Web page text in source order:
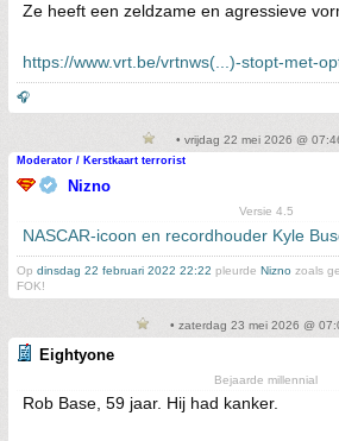
Ze heeft een zeldzame en agressieve
https://www.vrt.be/vrtnws(...)-stopt-met-
🎧
• vrijdag 22 mei 2026 @
Moderator / Kerstkaart terrorist
Nizno
Versie 4.5
NASCAR-icoon en recordhouder Kyle
Op dinsdag 22 februari 2022 22:22 pleurde Nizno zoals
FOK!
• zaterdag 23 mei 2026 @
Eightyone
Bejaarde millennial
Rob Base, 59 jaar. Hij had kanker.